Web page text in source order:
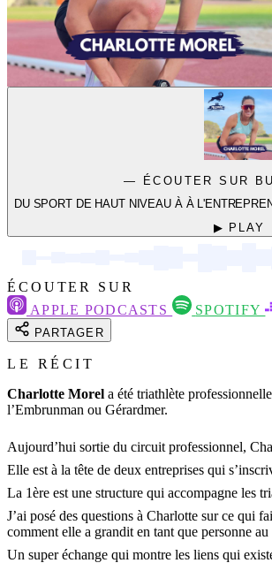
— ÉCOUTER SUR
DU SPORT DE HAUT NIVEAU À À
▶ PLAY
ÉCOUTER SUR
APPLE PODCASTS
SPOTIFY
PARTAGER
LE RÉCIT
Charlotte Morel a été triathlète
l’Embrunman ou Gérardmer.
Aujourd’hui sortie du circuit professionnel,
Elle est à la tête de deux entreprises qui
La 1ère est une structure qui accompagne les
J’ai posé des questions à Charlotte sur ce qui
comment elle a grandit en tant que personne
Un super échange qui montre les liens qui